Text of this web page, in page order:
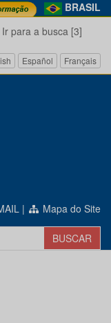
BRASIL
Ir para a busca [3]
Español Français
| Mapa do Site